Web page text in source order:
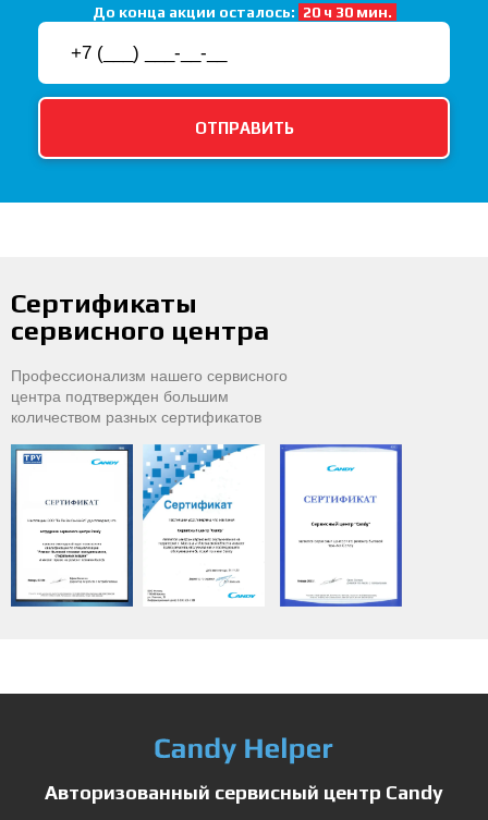
До конца акции осталось: 20 ч 30 мин.
Сертификаты
сервисного центра
Профессионализм нашего сервисного
центра подтвержден большим
количеством разных сертификатов
Авторизованный сервисный центр Candy